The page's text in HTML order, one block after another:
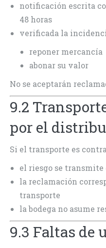
notificación escrita
48 horas
verificada la
reponer mercancía
abonar su valor
No se aceptarán
9.2
por el
Si el transporte es
el riesgo se transmite
la reclamación
transporte
la bodega no asume
9.3 Faltas de